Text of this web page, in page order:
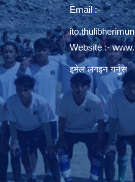
Email :-
Website :-
इमेल लगइन गर्नुस